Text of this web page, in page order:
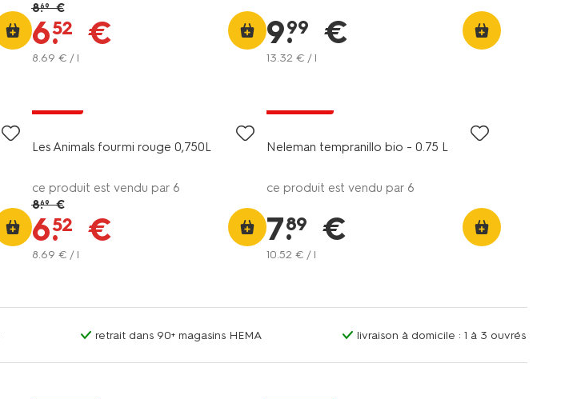
8.69 €
6.
52 €
8.69 € / l
9.
99 €
13.32 € / l
Les Animals fourmi rouge 0,750L
ce produit est vendu par 6
8.69 €
6.
52 €
8.69 € / l
Neleman tempranillo bio - 0.75 L
ce produit est vendu par 6
7.
89 €
10.52 € / l
retrait dans 90+ magasins HEMA livraison à domicile : 1 à 3 ouvrés